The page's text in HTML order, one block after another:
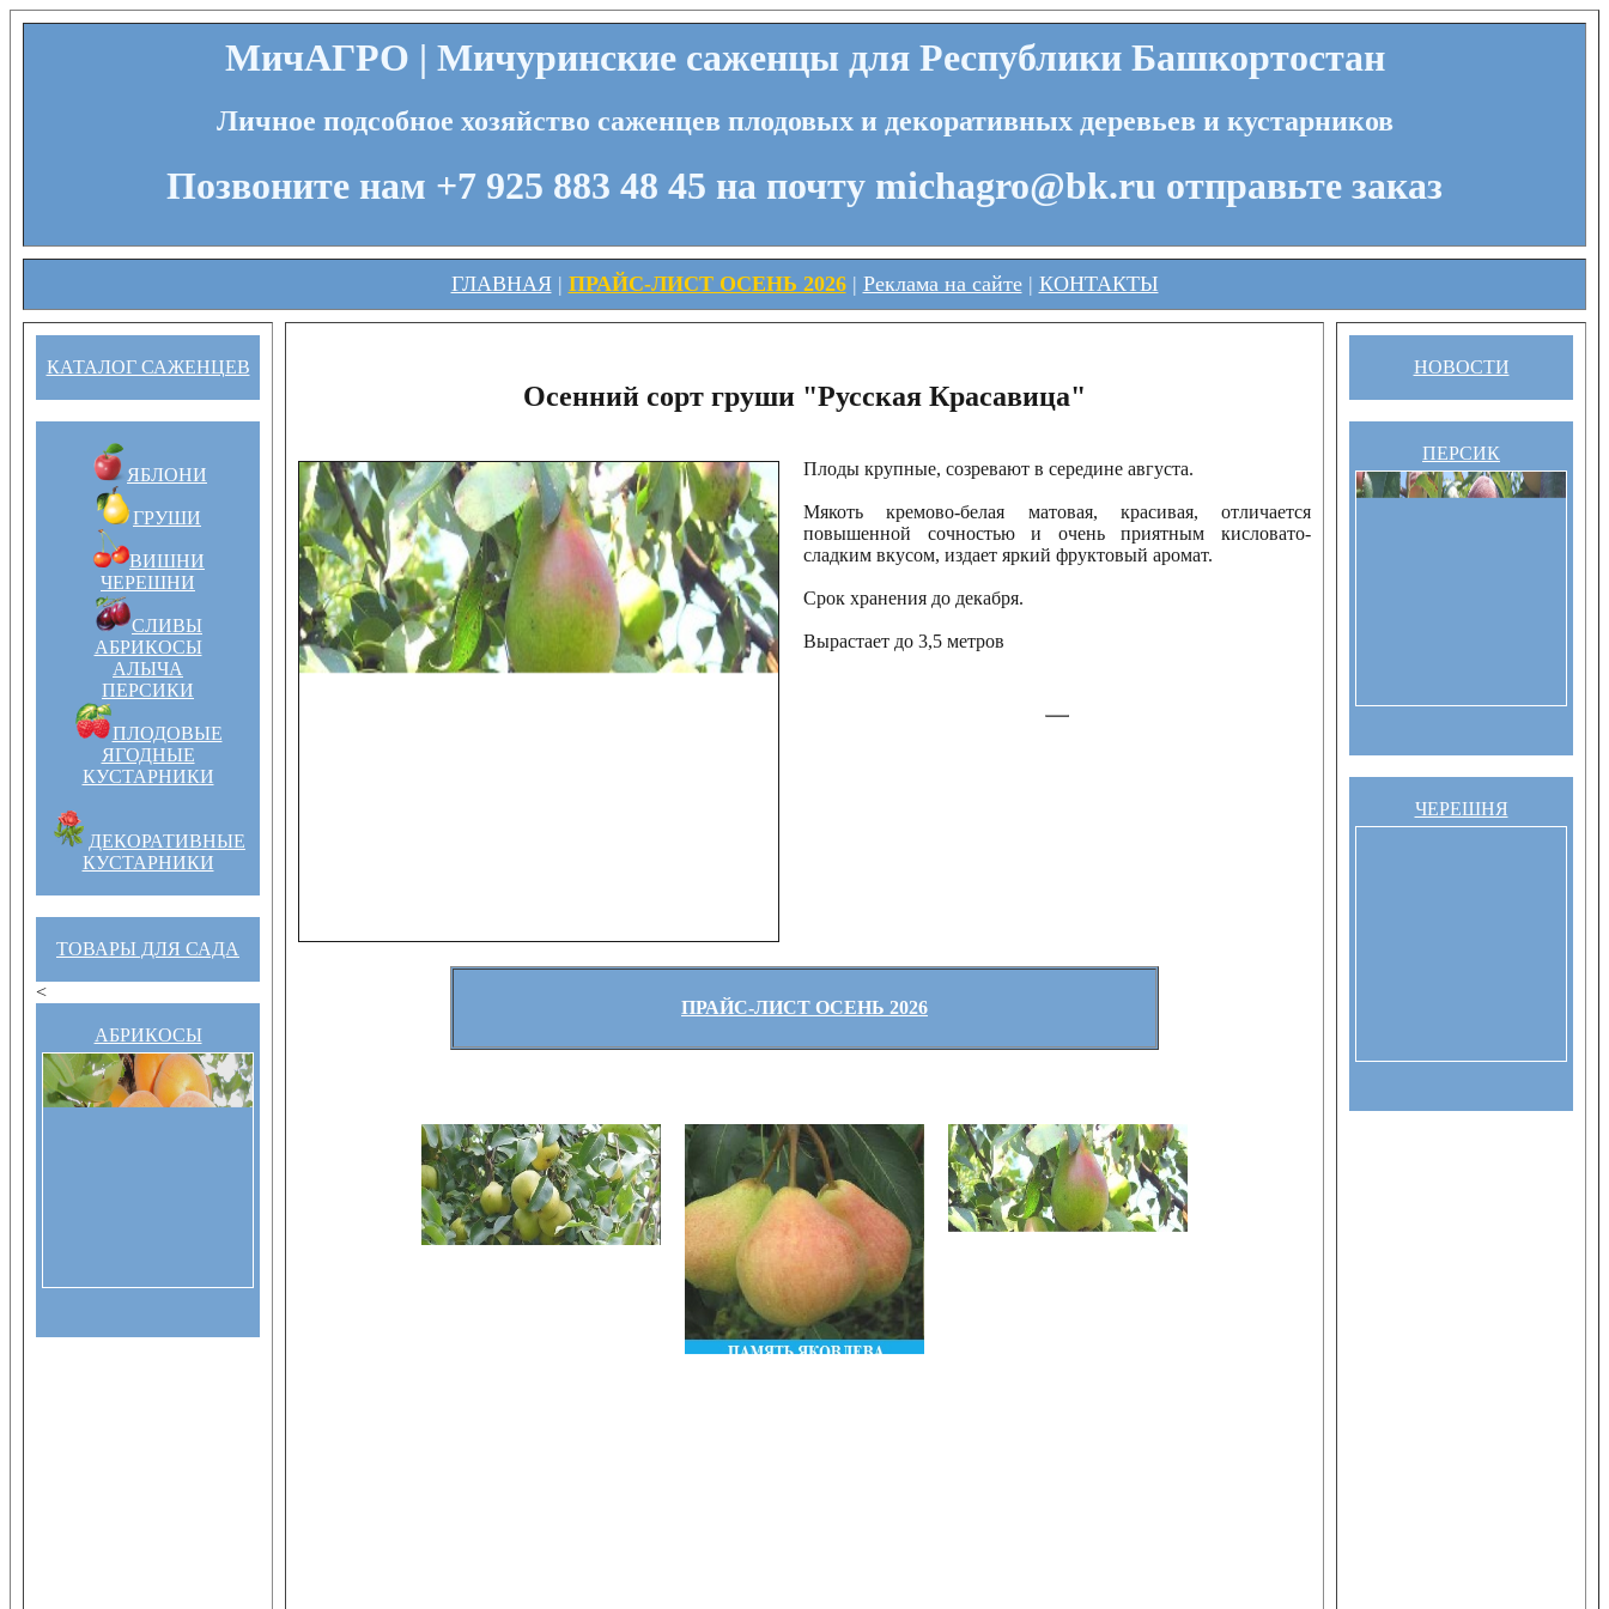
МичАГРО | Мичуринские саженцы для Республики Башкортостан
Личное подсобное хозяйство саженцев плодовых и декоративных деревьев и кустарников
Позвоните нам +7 925 883 48 45 на почту michagro@bk.ru отправьте заказ
ГЛАВНАЯ| ПРАЙС-ЛИСТ ОСЕНЬ 2026| Реклама на сайте| КОНТАКТЫ
КАТАЛОГ САЖЕНЦЕВ
ЯБЛОНИ
ГРУШИ
ВИШНИ
ЧЕРЕШНИ
СЛИВЫ
АБРИКОСЫ
АЛЫЧА
ПЕРСИКИ
ПЛОДОВЫЕ
ЯГОДНЫЕ
КУСТАРНИКИ
ДЕКОРАТИВНЫЕ
КУСТАРНИКИ
ТОВАРЫ ДЛЯ САДА
<
АБРИКОСЫ
Осенний сорт груши "Русская Красавица"
Плоды крупные, созревают в середине августа.
Мякоть кремово-белая матовая, красивая, отличается
повышенной сочностью и очень приятным кисловато-
сладким вкусом, издает яркий фруктовый аромат.
Срок хранения до декабря.
Вырастает до 3,5 метров
ПРАЙС-ЛИСТ ОСЕНЬ 2026
НОВОСТИ
ПЕРСИК
ЧЕРЕШНЯ